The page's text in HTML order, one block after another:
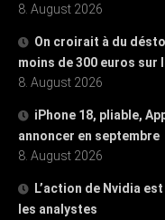
8. August 2026
On croirait à du
moins de 300 euros sur
8. August 2026
iPhone 18, pliable,
annoncer en septembre
8. August 2026
L’action de Nvidia
les analystes